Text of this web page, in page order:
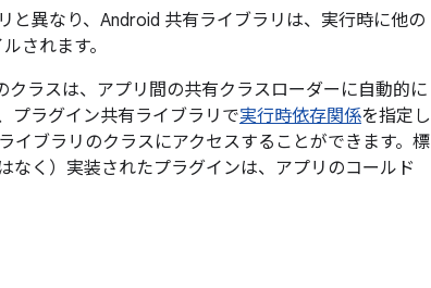
と異なり、Android 共有ライブラリは、実行時に他の
されます。
ラスは、アプリ間の共有クラスローダーに自動的に
プラグイン共有ライブラリで実行時依存関係を指定し
イブラリのクラスにアクセスすることができます。標
なく）実装されたプラグインは、アプリのコールド